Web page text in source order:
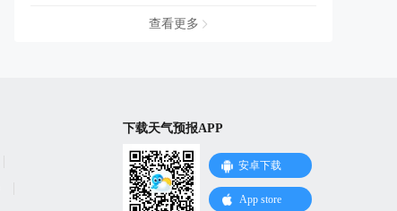
查看更多
下载天气预报APP
安卓下载
App store